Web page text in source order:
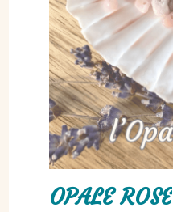
OPALE ROSE